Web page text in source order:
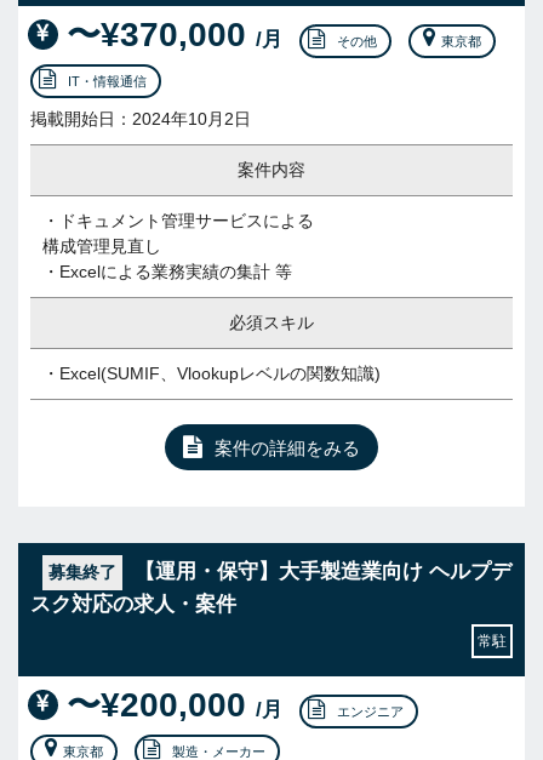
〜¥370,000 /月 その他 東京都
IT・情報通信
掲載開始日：2024年10月2日
案件内容
・ドキュメント管理サービスによる
構成管理見直し
・Excelによる業務実績の集計 等
必須スキル
・Excel(SUMIF、Vlookupレベルの関数知識)
案件の詳細をみる
募集終了
【運用・保守】大手製造業向け ヘルプデ
スク対応の求人・案件
常駐
〜¥200,000 /月 エンジニア
東京都 製造・メーカー